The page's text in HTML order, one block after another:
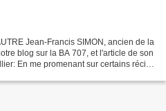
Jean-Francis SIMON, ancien de la
blog sur la BA 707, et l'article de son
En me promenant sur certains récits,